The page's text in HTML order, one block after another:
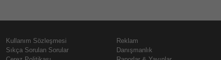
Kullanım Sözleşmesi
Sıkça Sorulan Sorular
Reklam
Danışmanlık